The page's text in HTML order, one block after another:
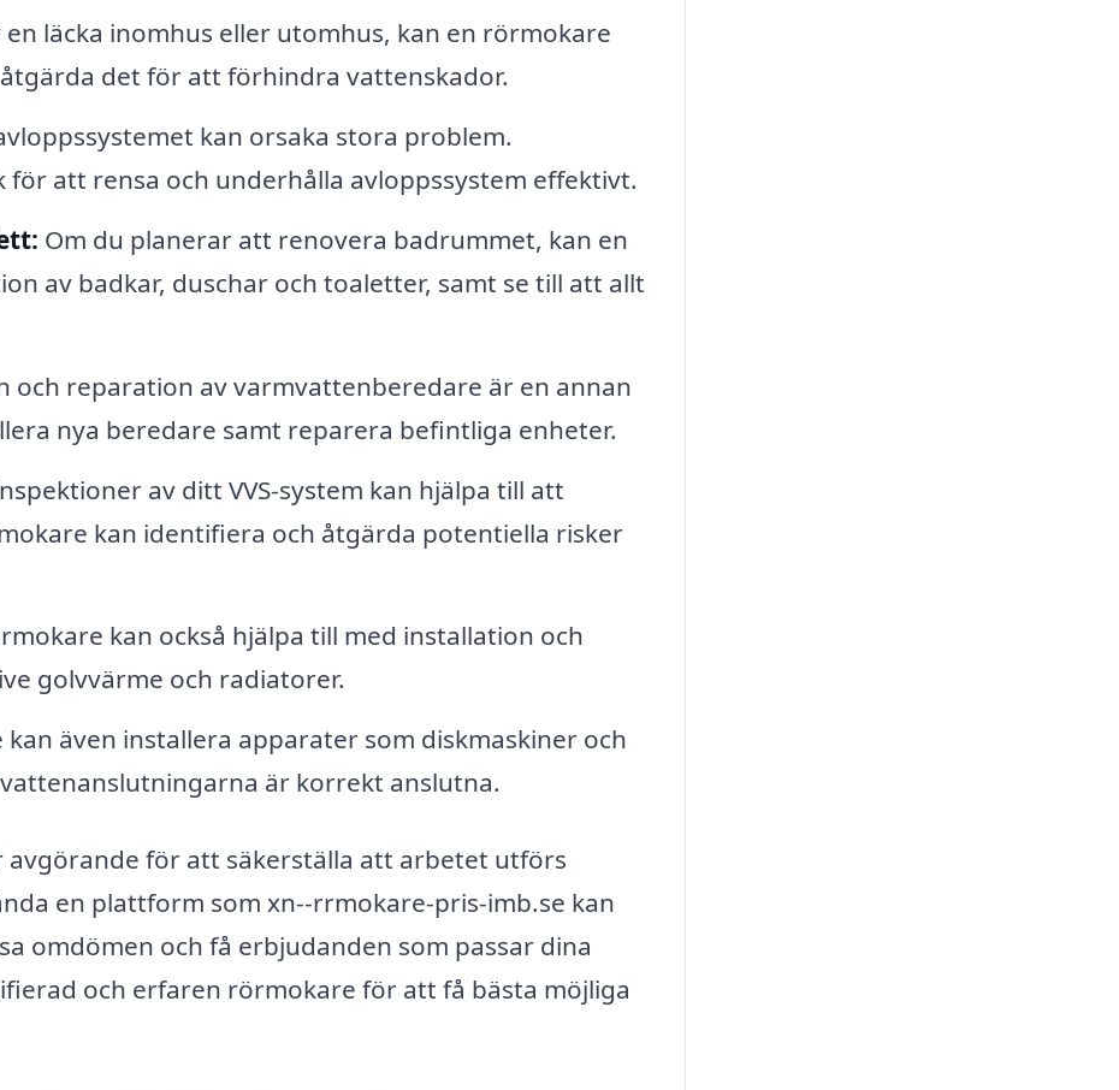
en läcka inomhus eller utomhus, kan en rörmokare
det för att förhindra vattenskador.
kan orsaka stora problem.
att rensa och underhålla avloppssystem effektivt.
Om du planerar att renovera badrummet, kan en
av badkar, duschar och toaletter, samt se till att allt
och reparation av varmvattenberedare är en annan
nya beredare samt reparera befintliga enheter.
av ditt VVS-system kan hjälpa till att
kan identifiera och åtgärda potentiella risker
kan också hjälpa till med installation och
golvvärme och radiatorer.
kan även installera apparater som diskmaskiner och
är korrekt anslutna.
för att säkerställa att arbetet utförs
en plattform som xn--rrmokare-pris-imb.se kan
omdömen och få erbjudanden som passar dina
och erfaren rörmokare för att få bästa möjliga